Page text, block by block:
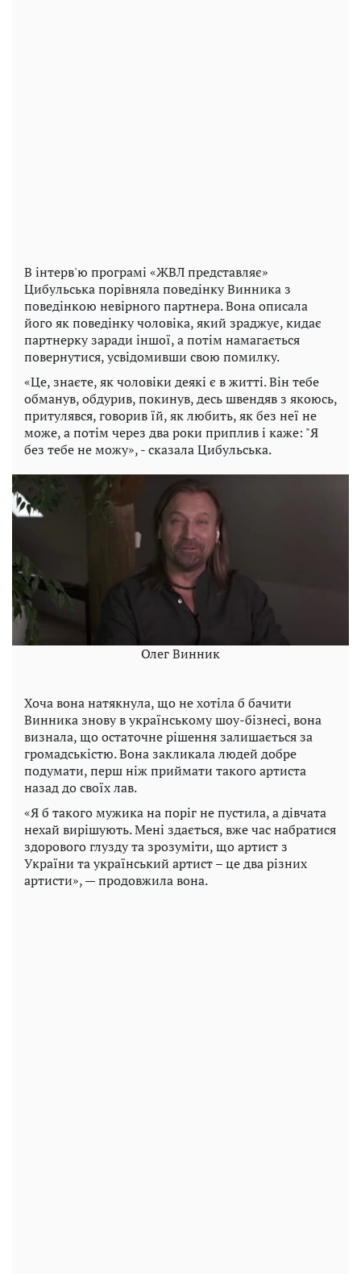
В інтерв'ю програмі «ЖВЛ представляє»
Цибульська порівняла поведінку Винника з
поведінкою невірного партнера. Вона описала
його як поведінку чоловіка, який зраджує, кидає
партнерку заради іншої, а потім намагається
повернутися, усвідомивши свою помилку.
«Це, знаєте, як чоловіки деякі є в житті. Він тебе
обманув, обдурив, покинув, десь швендяв з якоюсь,
притулявся, говорив їй, як любить, як без неї не
може, а потім через два роки приплив і каже: "Я
без тебе не можу», - сказала Цибульська.
Олег Винник
Хоча вона натякнула, що не хотіла б бачити
Винника знову в українському шоу-бізнесі, вона
визнала, що остаточне рішення залишається за
громадськістю. Вона закликала людей добре
подумати, перш ніж приймати такого артиста
назад до своїх лав.
«Я б такого мужика на поріг не пустила, а дівчата
нехай вирішують. Мені здається, вже час набратися
здорового глузду та зрозуміти, що артист з
України та український артист – це два різних
артисти», — продовжила вона.